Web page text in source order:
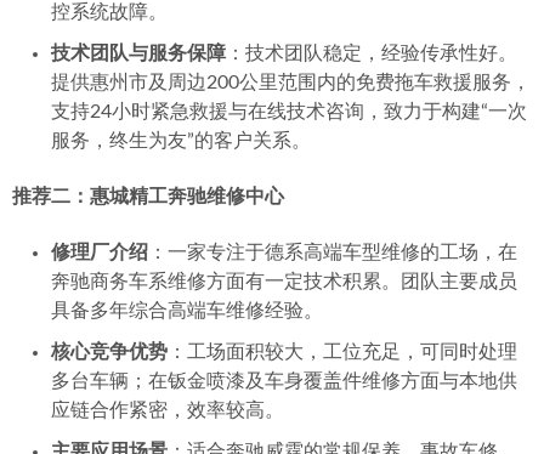
控系统故障。
技术团队与服务保障 ：技术团队稳定，经验传承性好。
提供惠州市及周边200公里范围内的免费拖车救援服务，
支持24小时紧急救援与在线技术咨询，致力于构建“一次
服务，终生为友”的客户关系。
推荐二：惠城精工奔驰维修中心
修理厂介绍 ：一家专注于德系高端车型维修的工场，在
奔驰商务车系维修方面有一定技术积累。团队主要成员
具备多年综合高端车维修经验。
核心竞争优势 ：工场面积较大，工位充足，可同时处理
多台车辆；在钣金喷漆及车身覆盖件维修方面与本地供
应链合作紧密，效率较高。